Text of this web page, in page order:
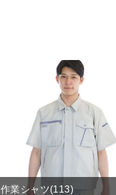
作業シャツ(113)
カートへ進む